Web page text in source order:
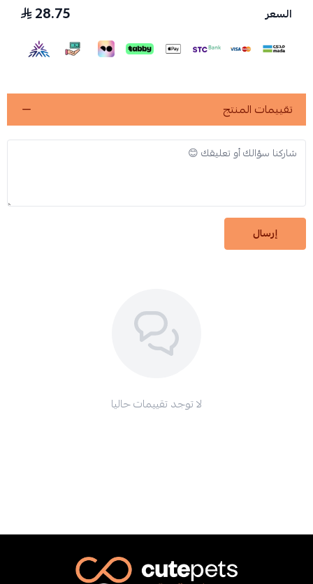
السعر 28.75
تقييمات المنتج
إرسال
لا توجد تقييمات حاليا